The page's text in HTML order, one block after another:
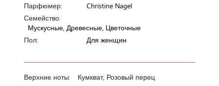
Парфюмер:
Christine Nagel
Семейство:
Мускусные, Древесные, Цветочные
Пол:
Для женщин
Верхние ноты: Кумкват, Розовый перец